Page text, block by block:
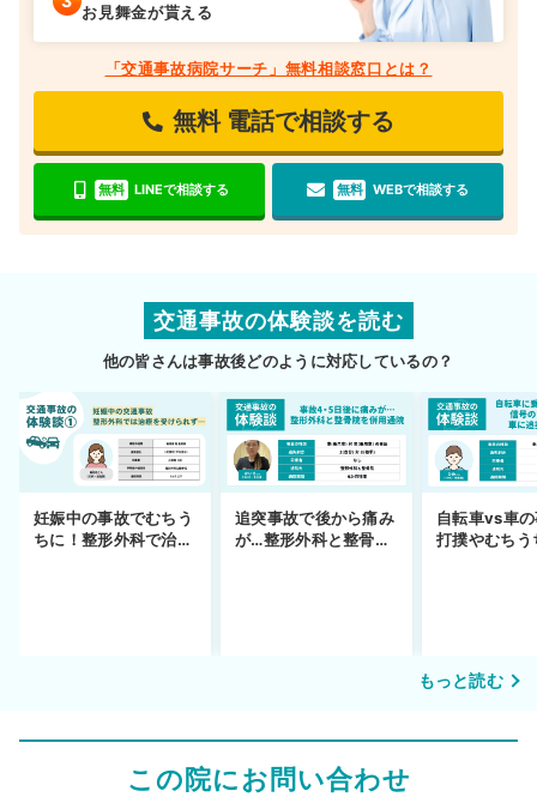
お見舞金が貰える
「交通事故病院サーチ」無料相談窓口とは？
無料 電話で相談する
無料 LINEで相談する 無料 WEBで相談する
交通事故の体験談を読む
他の皆さんは事故後どのように対応しているの？
妊娠中の事故でむちう
ちに！整形外科で治療
追突事故で後から痛み
が…整形外科と整骨院
自転車vs車
打撲やむちう
もっと読む
この院にお問い合わせ